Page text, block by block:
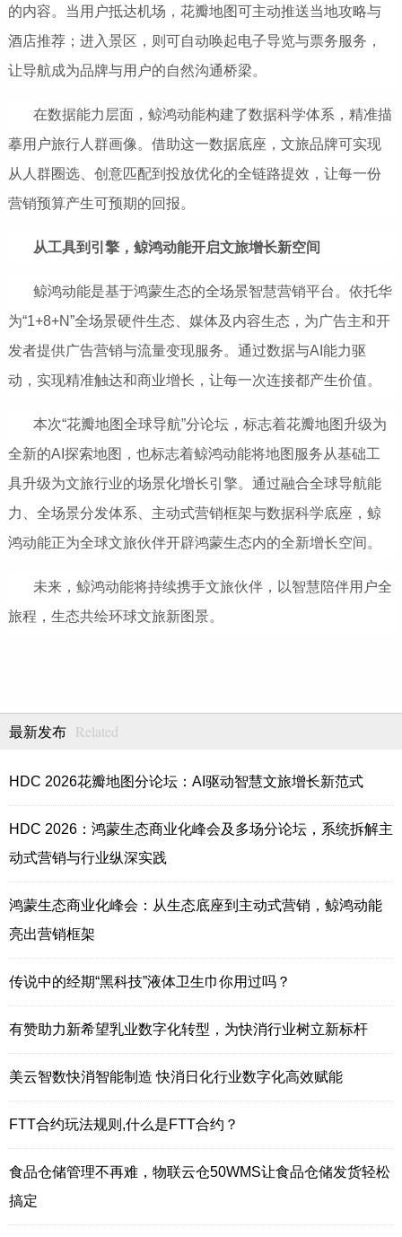
的内容。当用户抵达机场，花瓣地图可主动推送当地攻略与
酒店推荐；进入景区，则可自动唤起电子导览与票务服务，
让导航成为品牌与用户的自然沟通桥梁。
在数据能力层面，鲸鸿动能构建了数据科学体系，精准描
摹用户旅行人群画像。借助这一数据底座，文旅品牌可实现
从人群圈选、创意匹配到投放优化的全链路提效，让每一份
营销预算产生可预期的回报。
从工具到引擎，鲸鸿动能开启文旅增长新空间
鲸鸿动能是基于鸿蒙生态的全场景智慧营销平台。依托华
为“1+8+N”全场景硬件生态、媒体及内容生态，为广告主和开
发者提供广告营销与流量变现服务。通过数据与AI能力驱
动，实现精准触达和商业增长，让每一次连接都产生价值。
本次“花瓣地图全球导航”分论坛，标志着花瓣地图升级为
全新的AI探索地图，也标志着鲸鸿动能将地图服务从基础工
具升级为文旅行业的场景化增长引擎。通过融合全球导航能
力、全场景分发体系、主动式营销框架与数据科学底座，鲸
鸿动能正为全球文旅伙伴开辟鸿蒙生态内的全新增长空间。
未来，鲸鸿动能将持续携手文旅伙伴，以智慧陪伴用户全
旅程，生态共绘环球文旅新图景。
最新发布 Related
HDC 2026花瓣地图分论坛：AI驱动智慧文旅增长新范式
HDC 2026：鸿蒙生态商业化峰会及多场分论坛，系统拆解主
动式营销与行业纵深实践
鸿蒙生态商业化峰会：从生态底座到主动式营销，鲸鸿动能
亮出营销框架
传说中的经期“黑科技”液体卫生巾你用过吗？
有赞助力新希望乳业数字化转型，为快消行业树立新标杆
美云智数快消智能制造 快消日化行业数字化高效赋能
FTT合约玩法规则,什么是FTT合约？
食品仓储管理不再难，物联云仓50WMS让食品仓储发货轻松
搞定